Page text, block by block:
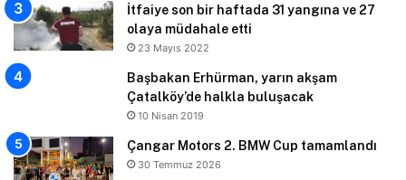
İtfaiye son bir haftada 31 yangına ve 27
olaya müdahale etti
23 Mayıs 2022
Başbakan Erhürman, yarın akşam
Çatalköy’de halkla buluşacak
10 Nisan 2019
Çangar Motors 2. BMW Cup tamamlandı
30 Temmuz 2026